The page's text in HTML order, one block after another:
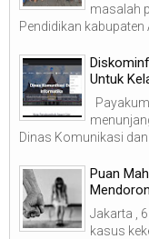
masalah
Pendidikan kabupaten
Untuk
Dinas Komunikasi
Puan
Jakarta ,
kasus